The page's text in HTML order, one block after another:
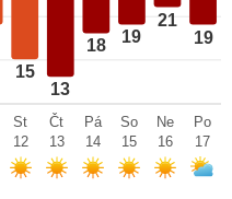
15
13
18 19
21
19
St
12
Čt
13
Pá
14
So
15
Ne
16
Po
17